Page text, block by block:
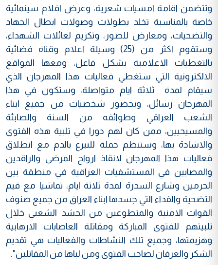
وتتضمن اقامة امسيات شعرية، وعرض افلام سينمائية
خاصة بالمناسبة تخلد بطولات وصولات ابطال الجهاد
والتضحيات، ومعارض للصور، وتكريم لعائلات الشهداء،
وستقوم اكثر من (25) وسيلة اعلام وقناة فضائية
بالتغطيات الاعلامية بشكل فاعل، ومعها المواقع
الالكترونية التي ستغطي فعاليات هذا المهرجان الذي
سيقام لمدة ثلاثة ايام متواصلة، وستكون في هذا
المهرجان رسائل، وبحضور شخصيات من جميع ابناء
الشعب العراقي وطوائفه من السنة والصابئة
والمسيحيين، ممن كان لهم دورا في تلبية هذه الفتوى
والاشادة بها، وستنظم حملة للتبرع بالدم مع انطلاق
فعاليات هذا المهرجان لانقاذ ارواح المرضى والراقدين
والمصابين في المستشفيات العراقية في منطقة بين
الحرمين وشارع السدرة لمدة ثلاثة ايام، تماشيا مع قيم
التضحية والفداء التي جسدها ابناء العراق من جميع صنوف
القوات الامنية والمتطوعين من الحشد الشعبي خلال
تلبيتهم للفتوى المباركة ومقاتلة العاصابات الارهابية
وهزيمتها، وجميع تلك النشاطات والفعاليات هي تقديم
الشكر والعرفان لصاحب الفتوى ومن لباها من المقاتلين".